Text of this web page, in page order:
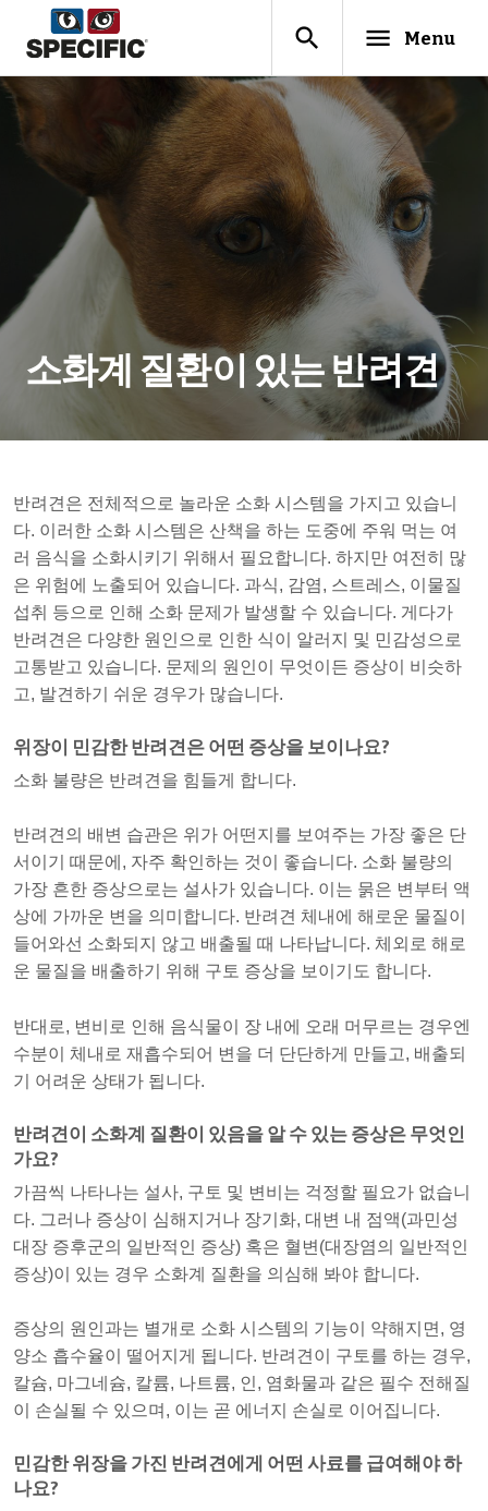
search menu Menu
소화계 질환이 있는 반려견
반려견은 전체적으로 놀라운 소화 시스템을 가지고 있습니
다. 이러한 소화 시스템은 산책을 하는 도중에 주워 먹는 여
러 음식을 소화시키기 위해서 필요합니다. 하지만 여전히 많
은 위험에 노출되어 있습니다. 과식, 감염, 스트레스, 이물질
섭취 등으로 인해 소화 문제가 발생할 수 있습니다. 게다가
반려견은 다양한 원인으로 인한 식이 알러지 및 민감성으로
고통받고 있습니다. 문제의 원인이 무엇이든 증상이 비슷하
고, 발견하기 쉬운 경우가 많습니다.
위장이 민감한 반려견은 어떤 증상을 보이나요?
소화 불량은 반려견을 힘들게 합니다.
반려견의 배변 습관은 위가 어떤지를 보여주는 가장 좋은 단
서이기 때문에, 자주 확인하는 것이 좋습니다. 소화 불량의
가장 흔한 증상으로는 설사가 있습니다. 이는 묽은 변부터 액
상에 가까운 변을 의미합니다. 반려견 체내에 해로운 물질이
들어와선 소화되지 않고 배출될 때 나타납니다. 체외로 해로
운 물질을 배출하기 위해 구토 증상을 보이기도 합니다.
반대로, 변비로 인해 음식물이 장 내에 오래 머무르는 경우엔
수분이 체내로 재흡수되어 변을 더 단단하게 만들고, 배출되
기 어려운 상태가 됩니다.
반려견이 소화계 질환이 있음을 알 수 있는 증상은 무엇인
가요?
가끔씩 나타나는 설사, 구토 및 변비는 걱정할 필요가 없습니
다. 그러나 증상이 심해지거나 장기화, 대변 내 점액(과민성
대장 증후군의 일반적인 증상) 혹은 혈변(대장염의 일반적인
증상)이 있는 경우 소화계 질환을 의심해 봐야 합니다.
증상의 원인과는 별개로 소화 시스템의 기능이 약해지면, 영
양소 흡수율이 떨어지게 됩니다. 반려견이 구토를 하는 경우,
칼슘, 마그네슘, 칼륨, 나트륨, 인, 염화물과 같은 필수 전해질
이 손실될 수 있으며, 이는 곧 에너지 손실로 이어집니다.
민감한 위장을 가진 반려견에게 어떤 사료를 급여해야 하
나요?